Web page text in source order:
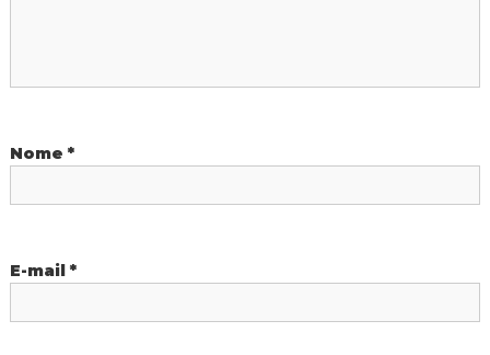
s
t
Nome *
E-mail *